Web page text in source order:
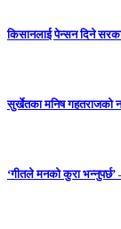
किसानलाई पेन्सन दिने
सुर्खेतका मनिष गहतराजको
‘गीतले मनको कुरा